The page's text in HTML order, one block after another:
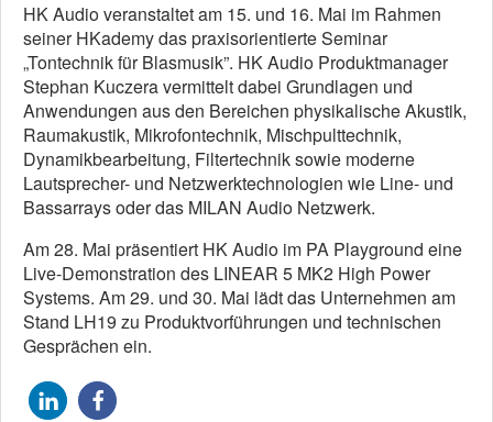
HK Audio veranstaltet am 15. und 16. Mai im Rahmen
seiner HKademy das praxisorientierte Seminar
„Tontechnik für Blasmusik”. HK Audio Produktmanager
Stephan Kuczera vermittelt dabei Grundlagen und
Anwendungen aus den Bereichen physikalische Akustik,
Raumakustik, Mikrofontechnik, Mischpulttechnik,
Dynamikbearbeitung, Filtertechnik sowie moderne
Lautsprecher- und Netzwerktechnologien wie Line- und
Bassarrays oder das MILAN Audio Netzwerk.
Am 28. Mai präsentiert HK Audio im PA Playground eine
Live-Demonstration des LINEAR 5 MK2 High Power
Systems. Am 29. und 30. Mai lädt das Unternehmen am
Stand LH19 zu Produktvorführungen und technischen
Gesprächen ein.